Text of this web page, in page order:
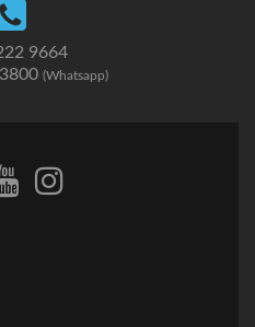
9664
(Whatsapp)